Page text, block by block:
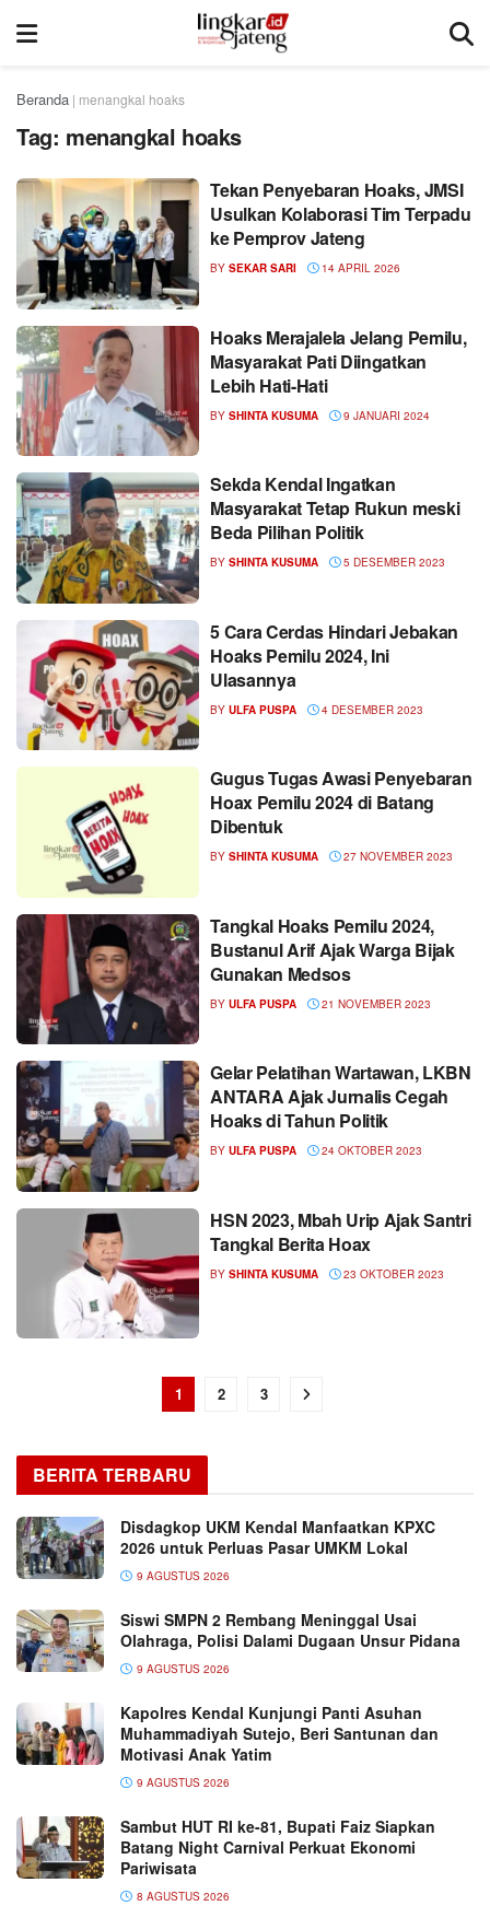
Beranda | menangkal hoaks
Tag: menangkal hoaks
Tekan Penyebaran Hoaks, JMSI
Usulkan Kolaborasi Tim Terpadu
ke Pemprov Jateng
BY SEKAR SARI 14 APRIL 2026
Hoaks Merajalela Jelang Pemilu,
Masyarakat Pati Diingatkan
Lebih Hati-Hati
BY SHINTA KUSUMA 9 JANUARI 2024
Sekda Kendal Ingatkan
Masyarakat Tetap Rukun meski
Beda Pilihan Politik
BY SHINTA KUSUMA 5 DESEMBER 2023
5 Cara Cerdas Hindari Jebakan
Hoaks Pemilu 2024, Ini
Ulasannya
BY ULFA PUSPA 4 DESEMBER 2023
Gugus Tugas Awasi Penyebaran
Hoax Pemilu 2024 di Batang
Dibentuk
BY SHINTA KUSUMA 27 NOVEMBER 2023
Tangkal Hoaks Pemilu 2024,
Bustanul Arif Ajak Warga Bijak
Gunakan Medsos
BY ULFA PUSPA 21 NOVEMBER 2023
Gelar Pelatihan Wartawan, LKBN
ANTARA Ajak Jurnalis Cegah
Hoaks di Tahun Politik
BY ULFA PUSPA 24 OKTOBER 2023
HSN 2023, Mbah Urip Ajak Santri
Tangkal Berita Hoax
BY SHINTA KUSUMA 23 OKTOBER 2023
1 2 3
BERITA TERBARU
Disdagkop UKM Kendal Manfaatkan KPXC
2026 untuk Perluas Pasar UMKM Lokal
9 AGUSTUS 2026
Siswi SMPN 2 Rembang Meninggal Usai
Olahraga, Polisi Dalami Dugaan Unsur Pidana
9 AGUSTUS 2026
Kapolres Kendal Kunjungi Panti Asuhan
Muhammadiyah Sutejo, Beri Santunan dan
Motivasi Anak Yatim
9 AGUSTUS 2026
Sambut HUT RI ke-81, Bupati Faiz Siapkan
Batang Night Carnival Perkuat Ekonomi
Pariwisata
8 AGUSTUS 2026